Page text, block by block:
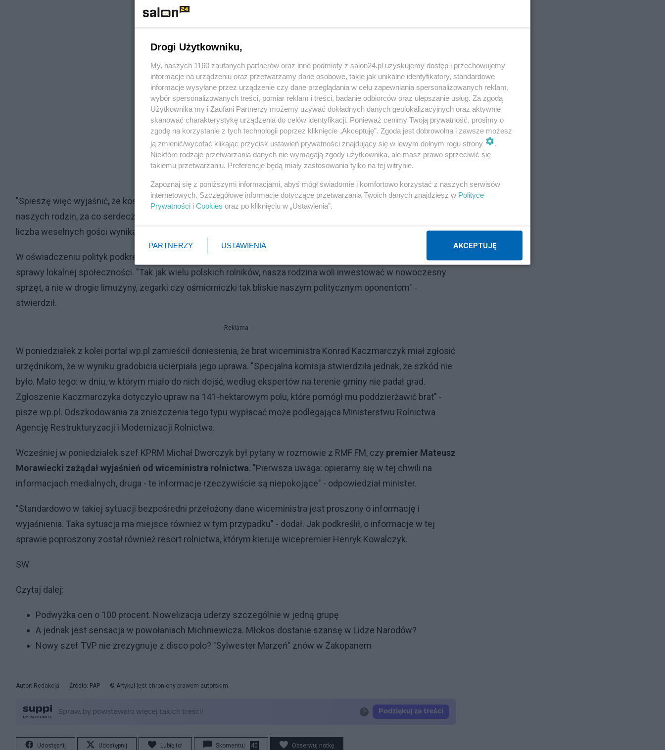
"Spieszę więc wyjaśnić, że koszty całej uroczystości ślubnej zostały pokryte z prywatnych środków obu
naszych rodzin, za co serdecznie - jako para młoda - im dziękujemy" - pisze dalej wiceminister rolnictwa. "Duża
liczba weselnych gości wynika z tradycji i sposobu funkcjonowania naszej lokalnej społeczności" - dodał.
W oświadczeniu polityk podkreśla, że jego rodzina od pokoleń zajmuje się ciężką pracą rolniczą i angażuje się w
sprawy lokalnej społeczności. "Tak jak wielu polskich rolników, nasza rodzina woli inwestować w nowoczesny
sprzęt, a nie w drogie limuzyny, zegarki czy ośmiorniczki tak bliskie naszym politycznym oponentom" -
stwierdził.
Reklama
W poniedziałek z kolei portal wp.pl zamieścił doniesienia, że brat wiceministra Konrad Kaczmarczyk miał zgłosić
urzędnikom, że w wyniku gradobicia ucierpiała jego uprawa. "Specjalna komisja stwierdziła jednak, że szkód nie
było. Mało tego: w dniu, w którym miało do nich dojść, według ekspertów na terenie gminy nie padał grad.
Zgłoszenie Kaczmarczyka dotyczyło upraw na 141-hektarowym polu, które pomógł mu poddzierżawić brat" -
pisze wp.pl. Odszkodowania za zniszczenia tego typu wypłacać może podlegająca Ministerstwu Rolnictwa
Agencję Restrukturyzacji i Modernizacji Rolnictwa.
Wcześniej w poniedziałek szef KPRM Michał Dworczyk był pytany w rozmowie z RMF FM, czy premier Mateusz
Morawiecki zażądał wyjaśnień od wiceministra rolnictwa. "Pierwsza uwaga: opieramy się w tej chwili na
informacjach medialnych, druga - te informacje rzeczywiście są niepokojące" - odpowiedział minister.
"Standardowo w takiej sytuacji bezpośredni przełożony dane wiceministra jest proszony o informację i
wyjaśnienia. Taka sytuacja ma miejsce również w tym przypadku" - dodał. Jak podkreślił, o informacje w tej
sprawie poproszony został również resort rolnictwa, którym kieruje wicepremier Henryk Kowalczyk.
SW
Czytaj dalej:
Podwyżka cen o 100 procent. Nowelizacja uderzy szczególnie w jedną grupę
A jednak jest sensacja w powołaniach Michniewicza. Młokos dostanie szansę w Lidze Narodów?
Nowy szef TVP nie zrezygnuje z disco polo? "Sylwester Marzeń" znów w Zakopanem
Autor: Redakcja Źródło: PAP © Artykuł jest chroniony prawem autorskim.
Udostępnij Udostępnij Lubię to! Skomentuj 40 Obserwuj notkę
Drogi Użytkowniku,
My, naszych 1160 zaufanych partnerów oraz inne podmioty z salon24.pl uzyskujemy dostęp i przechowujemy
informacje na urządzeniu oraz przetwarzamy dane osobowe, takie jak unikalne identyfikatory, standardowe
informacje wysyłane przez urządzenie czy dane przeglądania w celu zapewniania spersonalizowanych reklam,
wybór spersonalizowanych treści, pomiar reklam i treści, badanie odbiorców oraz ulepszanie usług. Za zgodą
Użytkownika my i Zaufani Partnerzy możemy używać dokładnych danych geolokalizacyjnych oraz aktywnie
skanować charakterystykę urządzenia do celów identyfikacji. Ponieważ cenimy Twoją prywatność, prosimy o
zgodę na korzystanie z tych technologii poprzez kliknięcie „Akceptuję”. Zgoda jest dobrowolna i zawsze możesz
ją zmienić/wycofać klikając przycisk ustawień prywatności znajdujący się w lewym dolnym rogu strony
.
Niektóre rodzaje przetwarzania danych nie wymagają zgody użytkownika, ale masz prawo sprzeciwić się
takiemu przetwarzaniu. Preferencje będą miały zastosowania tylko na tej witrynie.
Zapoznaj się z poniższymi informacjami, abyś mógł świadomie i komfortowo korzystać z naszych serwisów
internetowych. Szczegółowe informacje dotyczące przetwarzania Twoich danych znajdziesz w Polityce
Prywatności i Cookies oraz po kliknięciu w „Ustawienia”.
PARTNERZY USTAWIENIA AKCEPTUJĘ